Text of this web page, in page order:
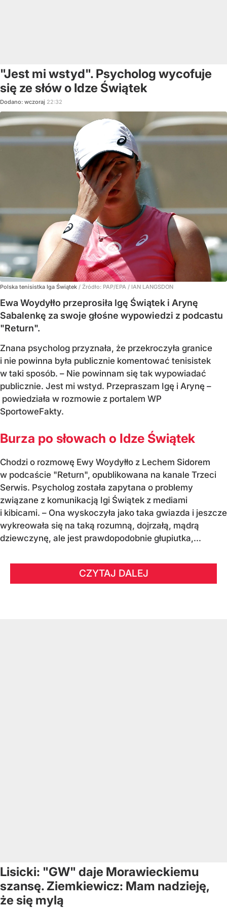
"Jest mi wstyd". Psycholog wycofuje
się ze słów o Idze Świątek
Dodano: wczoraj 22:32
Polska tenisistka Iga Świątek / Źródło: PAP/EPA / IAN LANGSDON
Ewa Woydyłło przeprosiła Igę Świątek i Arynę
Sabalenkę za swoje głośne wypowiedzi z podcastu
"Return".
Znana psycholog przyznała, że przekroczyła granice
i nie powinna była publicznie komentować tenisistek
w taki sposób. – Nie powinnam się tak wypowiadać
publicznie. Jest mi wstyd. Przepraszam Igę i Arynę –
powiedziała w rozmowie z portalem WP
SportoweFakty.
Burza po słowach o Idze Świątek
Chodzi o rozmowę Ewy Woydyłło z Lechem Sidorem
w podcaście "Return", opublikowana na kanale Trzeci
Serwis. Psycholog została zapytana o problemy
związane z komunikacją Igi Świątek z mediami
i kibicami. – Ona wyskoczyła jako taka gwiazda i jeszcze
wykreowała się na taką rozumną, dojrzałą, mądrą
dziewczynę, ale jest prawdopodobnie głupiutka,...
CZYTAJ DALEJ
Lisicki: "GW" daje Morawieckiemu
szansę. Ziemkiewicz: Mam nadzieję,
że się mylą